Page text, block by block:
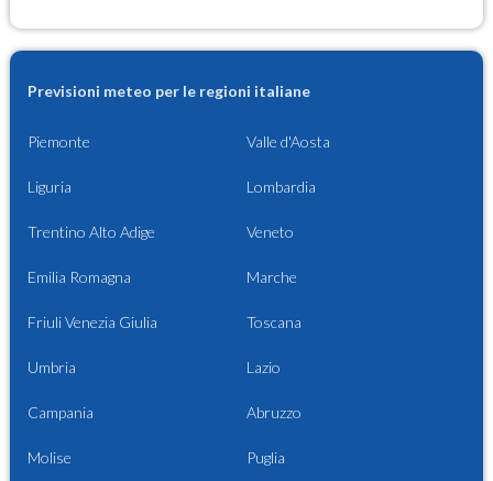
Previsioni meteo per le regioni italiane
Piemonte Valle d'Aosta
Liguria Lombardia
Trentino Alto Adige Veneto
Emilia Romagna Marche
Friuli Venezia Giulia Toscana
Umbria Lazio
Campania Abruzzo
Molise Puglia